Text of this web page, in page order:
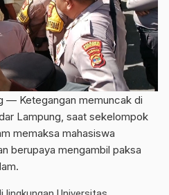
— Ketegangan memuncak di
Lampung, saat sekelompok
memaksa mahasiswa
berupaya mengambil paksa